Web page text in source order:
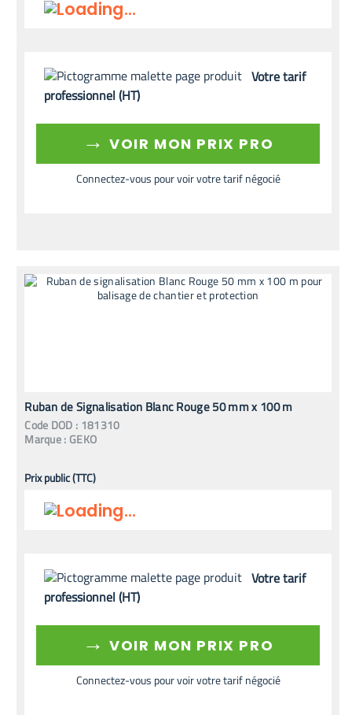
Votre tarif
professionnel (HT)
→ VOIR MON PRIX PRO
Connectez-vous pour voir votre tarif négocié
Ruban de Signalisation Blanc Rouge 50 mm x 100 m
Code DOD : 181310
Marque : GEKO
Prix public (TTC)
Votre tarif
professionnel (HT)
→ VOIR MON PRIX PRO
Connectez-vous pour voir votre tarif négocié